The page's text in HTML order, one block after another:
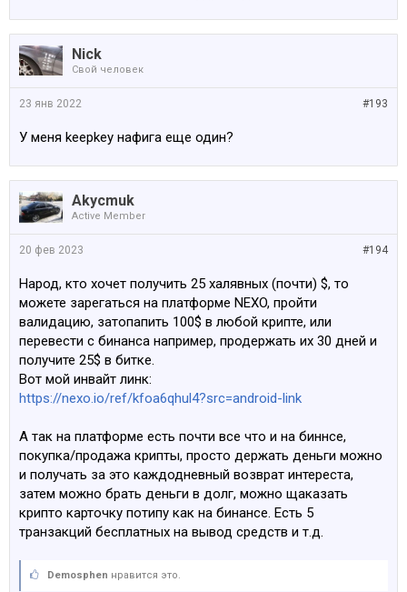
Nick
Свой человек
#193
23 янв 2022
У меня keepkey нафига еще один?
Akycmuk
Active Member
#194
20 фев 2023
Народ, кто хочет получить 25 халявных (почти) $, то
можете зарегаться на платформе NEXO, пройти
валидацию, затопапить 100$ в любой крипте, или
перевести с бинанса например, продержать их 30 дней и
получите 25$ в битке.
Вот мой инвайт линк:
https://nexo.io/ref/kfoa6qhul4?src=android-link
А так на платформе есть почти все что и на биннсе,
покупка/продажа крипты, просто держать деньги можно
и получать за это каждодневный возврат интереста,
затем можно брать деньги в долг, можно щаказать
крипто карточку потипу как на бинансе. Есть 5
транзакций бесплатных на вывод средств и т.д.
Demosphen нравится это.